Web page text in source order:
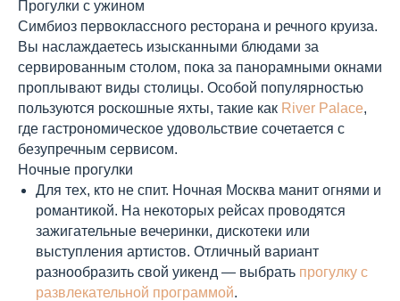
Прогулки с ужином
Симбиоз первоклассного ресторана и речного круиза.
Вы наслаждаетесь изысканными блюдами за
сервированным столом, пока за панорамными окнами
проплывают виды столицы. Особой популярностью
пользуются роскошные яхты, такие как River Palace,
где гастрономическое удовольствие сочетается с
безупречным сервисом.
Ночные прогулки
Для тех, кто не спит. Ночная Москва манит огнями и
романтикой. На некоторых рейсах проводятся
зажигательные вечеринки, дискотеки или
выступления артистов. Отличный вариант
разнообразить свой уикенд — выбрать прогулку с
развлекательной программой.